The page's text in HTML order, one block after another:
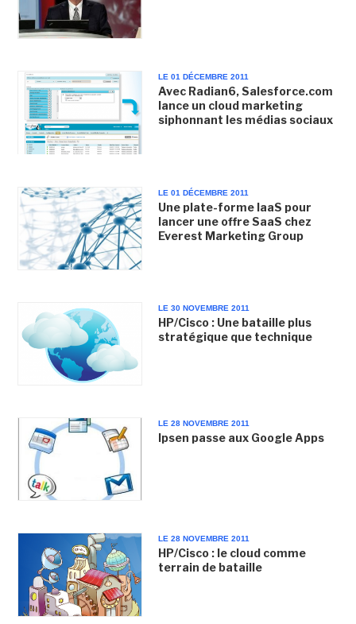
LE 01 DÉCEMBRE 2011
Avec Radian6, Salesforce.com
lance un cloud marketing
siphonnant les médias sociaux
LE 01 DÉCEMBRE 2011
Une plate-forme IaaS pour
lancer une offre SaaS chez
Everest Marketing Group
LE 30 NOVEMBRE 2011
HP/Cisco : Une bataille plus
stratégique que technique
LE 28 NOVEMBRE 2011
Ipsen passe aux Google Apps
LE 28 NOVEMBRE 2011
HP/Cisco : le cloud comme
terrain de bataille